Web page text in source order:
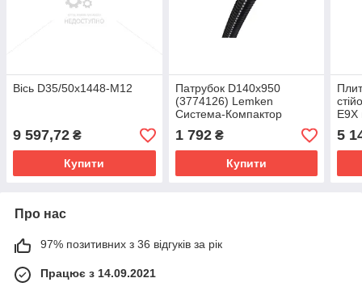
Вісь D35/50x1448-M12
9 597,72 ₴
Купити
Патрубок D140x950
(3774126) Lemken
Система-Компактор
1 792₴
Купити
E9X
5
Про нас
97% позитивних з 36 відгуків за рік
Працює з 14.09.2021